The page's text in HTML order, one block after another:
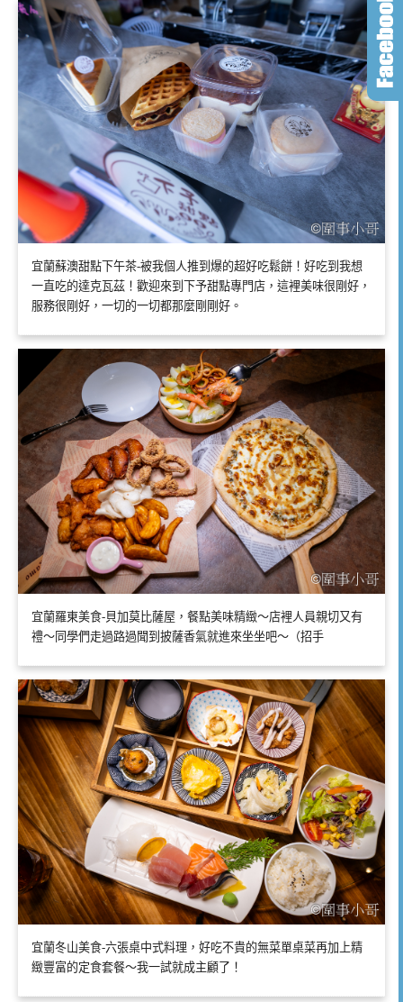
宜蘭蘇澳甜點下午茶-被我個人推到爆的超好吃鬆餅！好吃到我想
一直吃的達克瓦茲！歡迎來到下予甜點專門店，這裡美味很剛好，
服務很剛好，一切的一切都那麼剛剛好。
宜蘭羅東美食-貝加莫比薩屋，餐點美味精緻～店裡人員親切又有
禮～同學們走過路過聞到披薩香氣就進來坐坐吧～（招手
宜蘭冬山美食-六張桌中式料理，好吃不貴的無菜單桌菜再加上精
緻豐富的定食套餐～我一試就成主顧了！